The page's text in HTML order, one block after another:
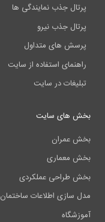
پرتال جذب نمایندگی ها
پرتال جذب نیرو
پرسش های متداول
راهنمای استفاده از سایت
تبلیغات در سایت
بخش های سایت
بخش عمران
بخش معماری
بخش طراحی عملکردی
مدل سازی اطلاعات ساختمان BIM
آموزشگاه